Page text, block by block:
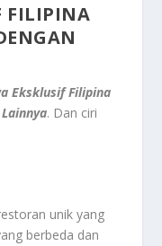
FILIPINA
Eksklusif Filipina
. Dan ciri
unik yang
berbeda dan